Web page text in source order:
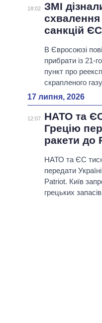
18:02 ЗМІ
схвалення
санкцій
В Євросоюзі
прибрати із 21-
пункт про
скрапленого
17 липня, 2026
12:07
НАТО та
Грецію
ракети до
НАТО та ЄС
передати
Patriot. Київ
грецьких